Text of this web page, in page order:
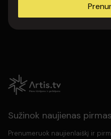
Sužinok naujienas pirmas
Prenumeruok naujienlaiškį ir